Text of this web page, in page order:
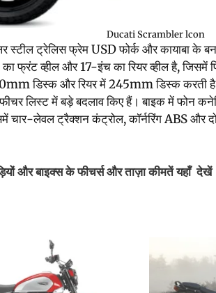
Ducati Scrambler lcon
स्टील ट्रेलिस फ्रेम USD फोर्क और कायाबा के
फ्रंट व्हील और 17-इंच का रियर व्हील है, जिसमें
डिस्क और रियर में 245mm डिस्क
लिस्ट में बड़े बदलाव किए हैं। बाइक में फोन
चार-लेवल ट्रैक्शन कंट्रोल, कॉर्नरिंग ABS और दो
और बाइक्स के फीचर्स और ताज़ा कीमतें यहाँ देखें